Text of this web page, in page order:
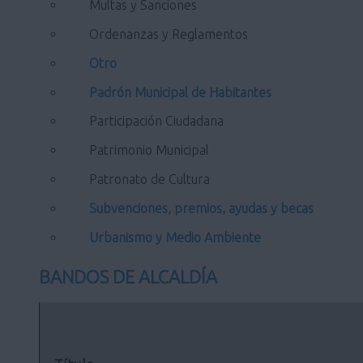
Multas y Sanciones
Ordenanzas y Reglamentos
Otro
Padrón Municipal de Habitantes
Participación Ciudadana
Patrimonio Municipal
Patronato de Cultura
Subvenciones, premios, ayudas y becas
Urbanismo y Medio Ambiente
BANDOS DE ALCALDÍA